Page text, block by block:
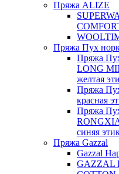
Пряжа ALIZE
Пряжа Пух
Пряжа
LONG
желтая
Пряжа
красная
Пряжа
синяя
Пряжа Gazzal
Gazzal
GAZZAL